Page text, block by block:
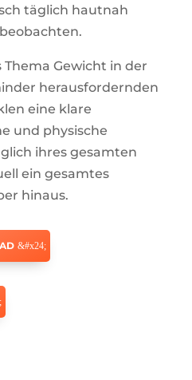
täglich hautnah
Thema Gewicht in der
herausfordernden
eine klare
und physische
ihres gesamten
ein gesamtes
hinaus.